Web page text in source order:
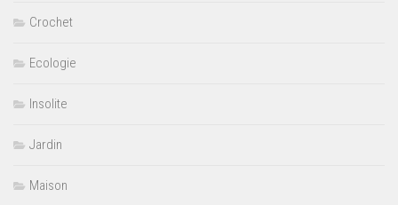
Crochet
Ecologie
Insolite
Jardin
Maison